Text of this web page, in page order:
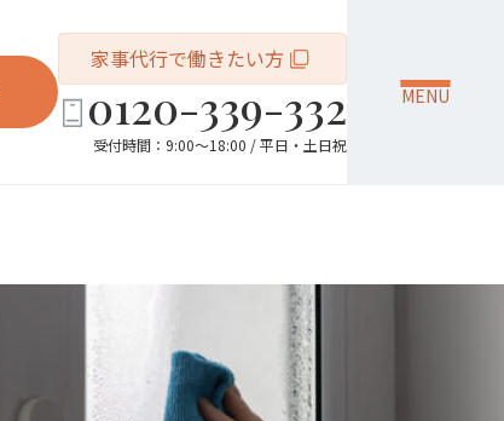
家事代行で働きたい方
0120-339-332
受付時間：9:00～18:00 / 平日・土日祝
MENU